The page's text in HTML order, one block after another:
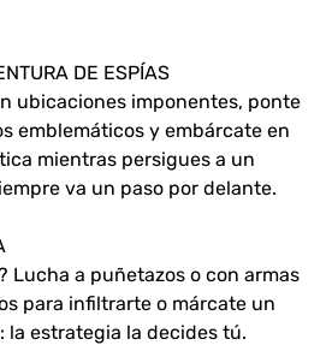
DE ESPÍAS
ubicaciones imponentes, ponte
emblemáticos y embárcate en
mientras persigues a un
va un paso por delante.
Lucha a puñetazos o con armas
para infiltrarte o márcate un
la estrategia la decides tú.